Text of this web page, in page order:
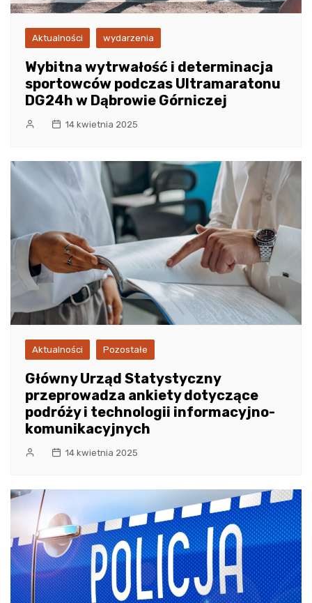
Aktualności wydarzenia
Wybitna wytrwałość i determinacja
sportowców podczas Ultramaratonu
DG24h w Dąbrowie Górniczej
14 kwietnia 2025
Aktualności Pozostałe
Główny Urząd Statystyczny
przeprowadza ankiety dotyczące
podróży i technologii informacyjno-
komunikacyjnych
14 kwietnia 2025